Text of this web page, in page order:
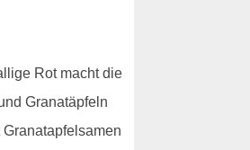
Rot macht die
Granatäpfeln